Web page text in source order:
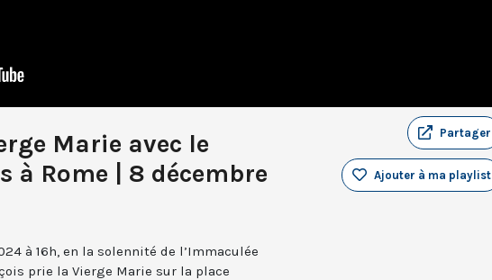
Marie avec le
à Rome | 8 décembre
Partager
Ajouter à ma playlist
à 16h, en la solennité de l’Immaculée
prie la Vierge Marie sur la place